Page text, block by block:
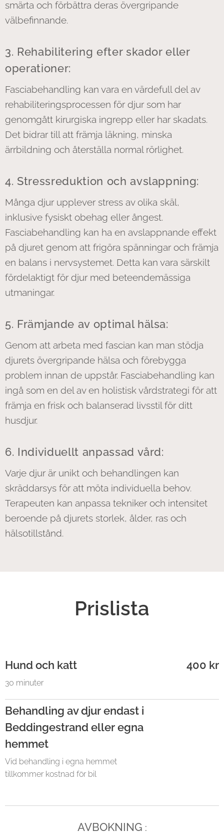
smärta och förbättra deras övergripande
välbefinnande.
3. Rehabilitering efter skador eller
operationer:
Fasciabehandling kan vara en värdefull del av
rehabiliteringsprocessen för djur som har
genomgått kirurgiska ingrepp eller har skadats.
Det bidrar till att främja läkning, minska
ärrbildning och återställa normal rörlighet.
4. Stressreduktion och avslappning:
Många djur upplever stress av olika skäl,
inklusive fysiskt obehag eller ångest.
Fasciabehandling kan ha en avslappnande effekt
på djuret genom att frigöra spänningar och främja
en balans i nervsystemet. Detta kan vara särskilt
fördelaktigt för djur med beteendemässiga
utmaningar.
5. Främjande av optimal hälsa:
Genom att arbeta med fascian kan man stödja
djurets övergripande hälsa och förebygga
problem innan de uppstår. Fasciabehandling kan
ingå som en del av en holistisk vårdstrategi för att
främja en frisk och balanserad livsstil för ditt
husdjur.
6. Individuellt anpassad vård:
Varje djur är unikt och behandlingen kan
skräddarsys för att möta individuella behov.
Terapeuten kan anpassa tekniker och intensitet
beroende på djurets storlek, ålder, ras och
hälsotillstånd.
Prislista
Hund och katt
30 minuter
400 kr
Behandling av djur endast i
Beddingestrand eller egna
hemmet
Vid behandling i egna hemmet
tillkommer kostnad för bil
AVBOKNING :